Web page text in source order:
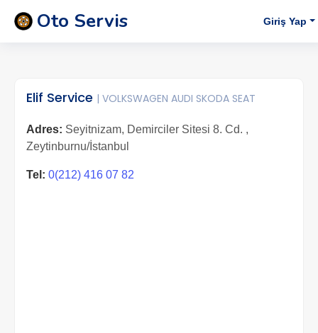
Oto Servis Giriş Yap
Elif Service | VOLKSWAGEN AUDI SKODA SEAT
Adres: Seyitnizam, Demirciler Sitesi 8. Cd. ,
Zeytinburnu/İstanbul
Tel: 0(212) 416 07 82